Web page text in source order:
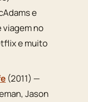
e
viagem no
e muito
(2011) —
Jason